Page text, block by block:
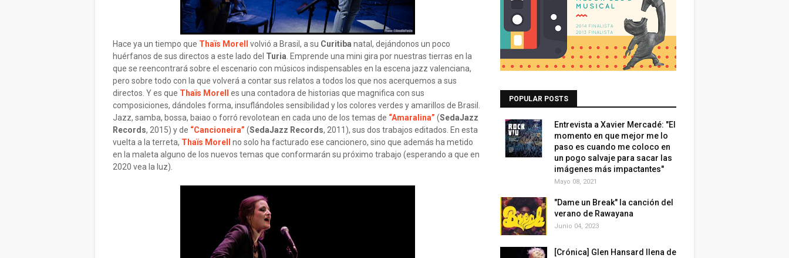
Hace ya un tiempo que Thaïs Morell volvió a Brasil, a su Curitiba natal, dejándonos un poco
huérfanos de sus directos a este lado del Turia . Emprende una mini gira por nuestras tierras en la
que se reencontrará sobre el escenario con músicos indispensables en la escena jazz valenciana,
pero sobre todo con la que volverá a contar sus relatos a todos los que nos acerquemos a sus
directos. Y es que Thaïs Morell es una contadora de historias que magnifica con sus
composiciones, dándoles forma, insuflándoles sensibilidad y los colores verdes y amarillos de Brasil.
Jazz, samba, bossa, baiao o forró revolotean en cada uno de los temas de “Amaralina” (SedaJazz
Records, 2015) y de “Cancioneira” (SedaJazz Records, 2011), sus dos trabajos editados. En esta
vuelta a la terreta, Thaïs Morell
no solo ha facturado ese cancionero, sino que además ha metido
en la maleta alguno de los nuevos temas que conformarán su próximo trabajo (esperando a que en
2020 vea la luz).
POPULAR POSTS
Entrevista a Xavier Mercadé: "El
momento en que mejor me lo
paso es cuando me coloco en
un pogo salvaje para sacar las
imágenes más impactantes"
Mayo 08, 2021
"Dame un Break" la canción del
verano de Rawayana
Junio 04, 2023
[Crónica] Glen Hansard llena de